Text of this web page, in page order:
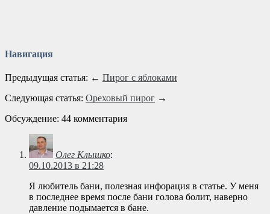
Навигация
Предыдущая статья: ← Пирог с яблоками
Следующая статья: Ореховый пирог →
Обсуждение: 44 комментария
Олег Клышко:
09.10.2013 в 21:28
Я любитель бани, полезная инфорация в статье. У меня
в последнее время после бани голова болит, наверно
давление подымается в бане.